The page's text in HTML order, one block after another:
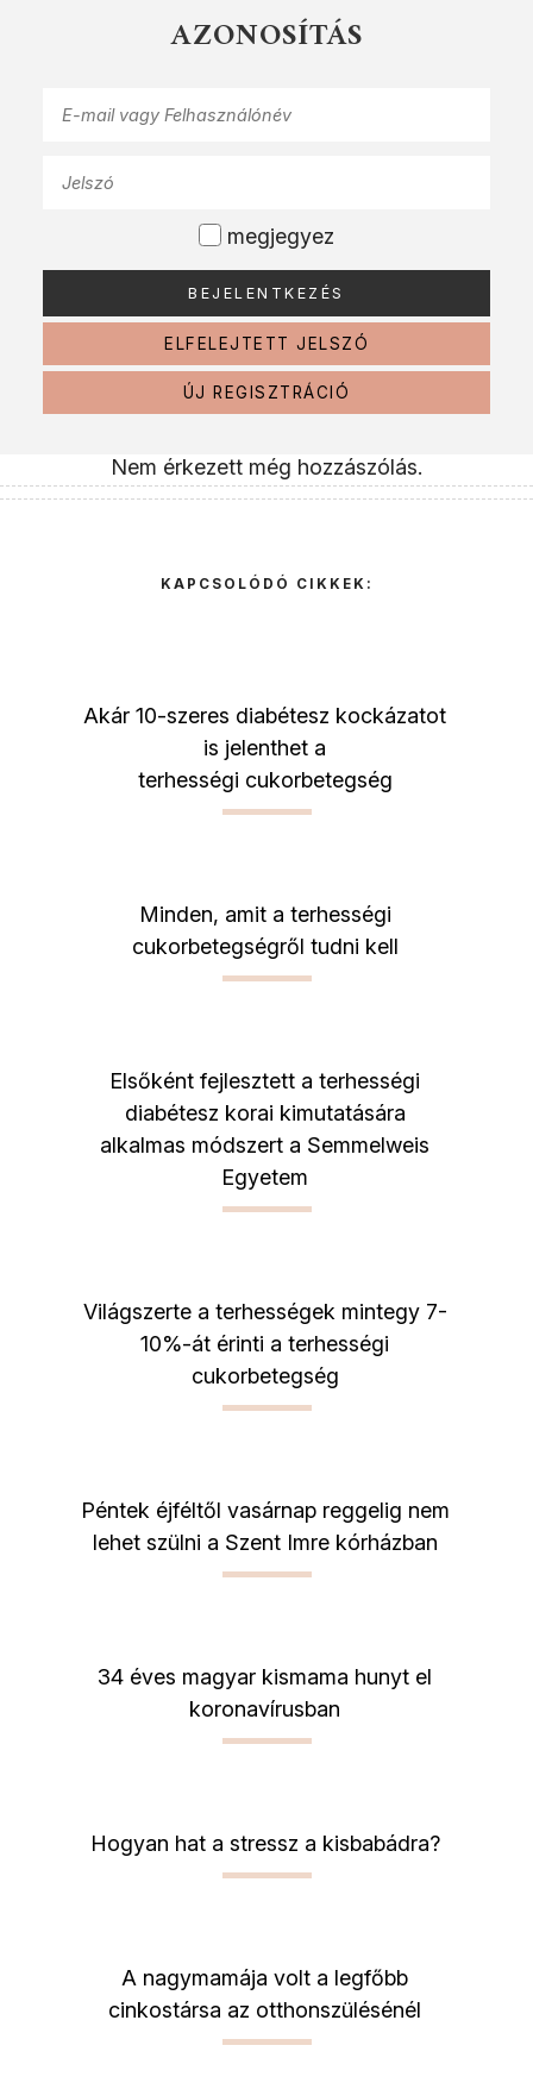
AZONOSÍTÁS
megjegyez
ELFELEJTETT JELSZÓ
ÚJ REGISZTRÁCIÓ
Nem érkezett még hozzászólás.
KAPCSOLÓDÓ CIKKEK:
Akár 10-szeres diabétesz kockázatot
is jelenthet a
terhességi cukorbetegség
Minden, amit a terhességi
cukorbetegségről tudni kell
Elsőként fejlesztett a terhességi
diabétesz korai kimutatására
alkalmas módszert a Semmelweis
Egyetem
Világszerte a terhességek mintegy 7-
10%-át érinti a terhességi
cukorbetegség
Péntek éjféltől vasárnap reggelig nem
lehet szülni a Szent Imre kórházban
34 éves magyar kismama hunyt el
koronavírusban
Hogyan hat a stressz a kisbabádra?
A nagymamája volt a legfőbb
cinkostársa az otthonszülésénél